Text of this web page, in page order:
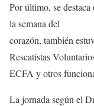
Por último, se destaca
la semana del
corazón, también
Rescatistas
ECFA y otros
La jornada según el